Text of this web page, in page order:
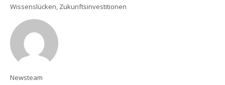
Wissenslücken Zukunftsinvestitionen
Newsteam